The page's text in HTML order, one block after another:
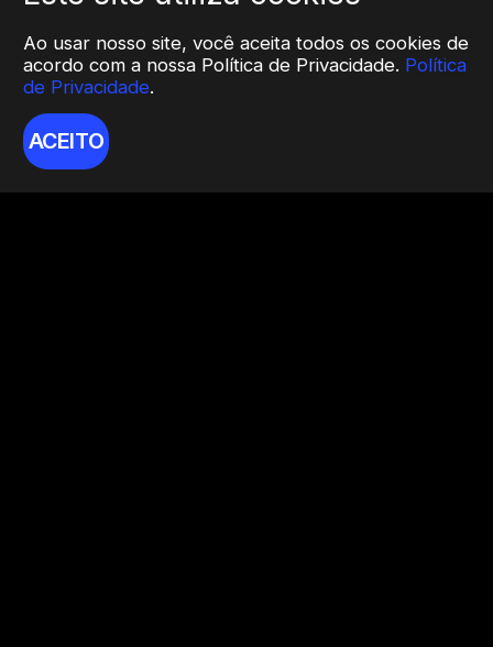
Ao usar nosso site, você aceita todos os cookies de
acordo com a nossa Política de Privacidade. Política
de Privacidade.
ACEITO